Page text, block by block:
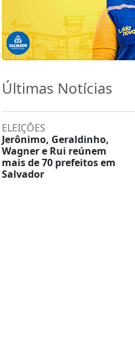
Últimas Notícias
ELEIÇÕES
Jerônimo, Geraldinho,
Wagner e Rui reúnem
mais de 70 prefeitos em
Salvador